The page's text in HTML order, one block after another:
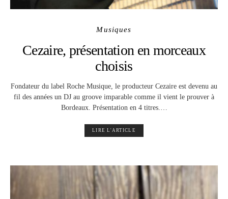
Musiques
Cezaire, présentation en morceaux
choisis
Fondateur du label Roche Musique, le producteur Cezaire est devenu au
fil des années un DJ au groove imparable comme il vient le prouver à
Bordeaux. Présentation en 4 titres.…
LIRE L'ARTICLE